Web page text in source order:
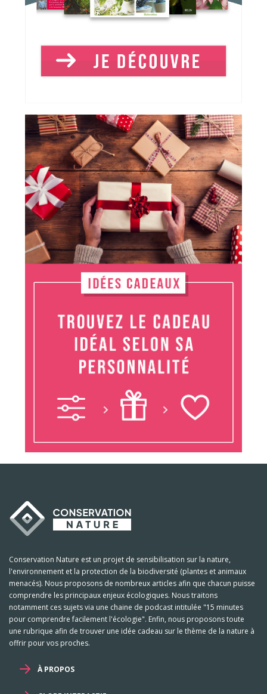
Conservation Nature est un projet de sensibilisation sur la nature,
l'environnement et la protection de la biodiversité (plantes et animaux
menacés). Nous proposons de nombreux articles afin que chacun puisse
comprendre les principaux enjeux écologiques. Nous traitons
notamment ces sujets via une chaine de podcast intitulée "15 minutes
pour comprendre facilement l'écologie". Enfin, nous proposons toute
une rubrique afin de trouver une idée cadeau sur le thème de la nature à
offrir pour vos proches.
À PROPOS